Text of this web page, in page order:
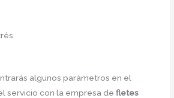
algunos parámetros en el
servicio con la empresa defletes